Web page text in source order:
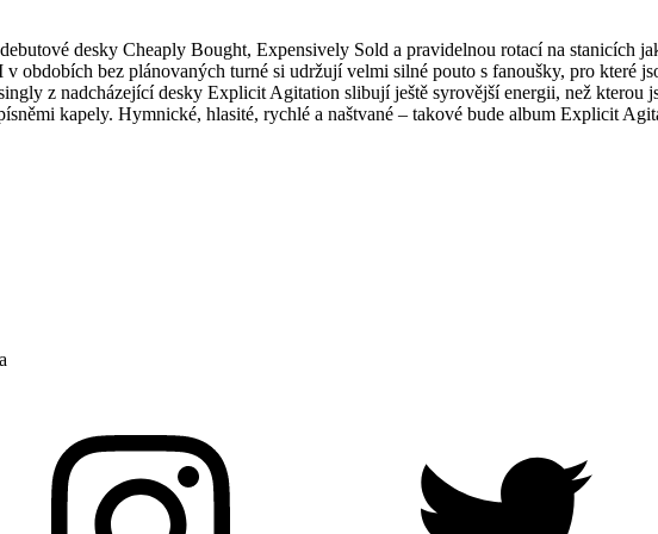
desky Cheaply Bought, Expensively Sold a pravidelnou rotací na stanicích
v obdobích bez plánovaných turné si udržují velmi silné pouto s fanoušky, pro které
z nadcházející desky Explicit Agitation slibují ještě syrovější energii, než kterou
kapely. Hymnické, hlasité, rychlé a naštvané – takové bude album Explicit